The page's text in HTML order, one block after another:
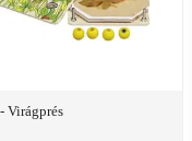
Virágprés